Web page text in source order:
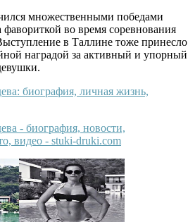
множественными победами
во время соревнования
в Таллине тоже принесло
наградой за активный и упорный